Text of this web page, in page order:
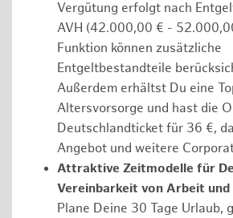
Vergütung erfolgt nach
AVH (42.000,00 € -
Funktion können zusätzliche
Entgeltbestandteile
Außerdem erhältst Du eine
Altersvorsorge und hast die
Deutschlandticket für 36 €,
Angebot und weitere
Attraktive Zeitmodelle für
Vereinbarkeit von Arbeit und
Plane Deine 30 Tage Urlaub,